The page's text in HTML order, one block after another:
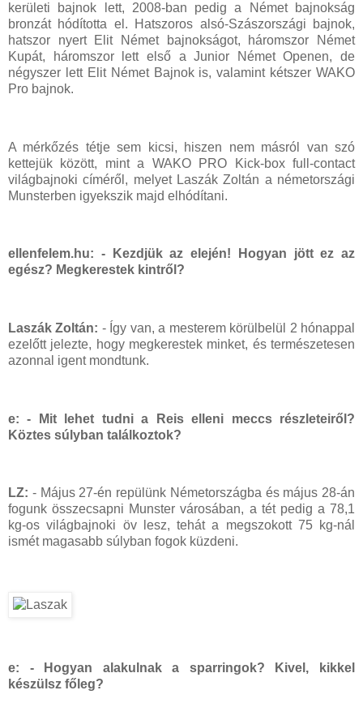
kerületi bajnok lett, 2008-ban pedig a Német bajnokság
bronzát hódította el. Hatszoros alsó-Szászországi bajnok,
hatszor nyert Elit Német bajnokságot, háromszor Német
Kupát, háromszor lett első a Junior Német Openen, de
négyszer lett Elit Német Bajnok is, valamint kétszer WAKO
Pro bajnok.
A mérkőzés tétje sem kicsi, hiszen nem másról van szó
kettejük között, mint a WAKO PRO Kick-box full-contact
világbajnoki címéről, melyet Laszák Zoltán a németországi
Munsterben igyekszik majd elhódítani.
ellenfelem.hu: - Kezdjük az elején! Hogyan jött ez az
egész? Megkerestek kintről?
Laszák Zoltán: - Így van, a mesterem körülbelül 2 hónappal
ezelőtt jelezte, hogy megkerestek minket, és természetesen
azonnal igent mondtunk.
e:
- Mit lehet tudni a Reis elleni meccs részleteiről?
Köztes súlyban találkoztok?
LZ: - Május 27-én repülünk Németországba és május 28-án
fogunk összecsapni Munster városában, a tét pedig a 78,1
kg-os világbajnoki öv lesz, tehát a megszokott 75 kg-nál
ismét magasabb súlyban fogok küzdeni.
e: - Hogyan alakulnak a sparringok? Kivel, kikkel
készülsz főleg?